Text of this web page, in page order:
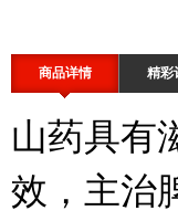
商品详情 精彩
山药具有
效，主治